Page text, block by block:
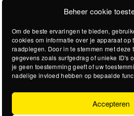
Beheer cookie
Om de beste ervaringen te bieden,
cookies om informatie over je apparaat op
raadplegen. Door in te stemmen met
gegevens zoals surfgedrag of unieke ID's
je geen toestemming geeft of uw
nadelige invloed hebben op bepaalde
Accepteren